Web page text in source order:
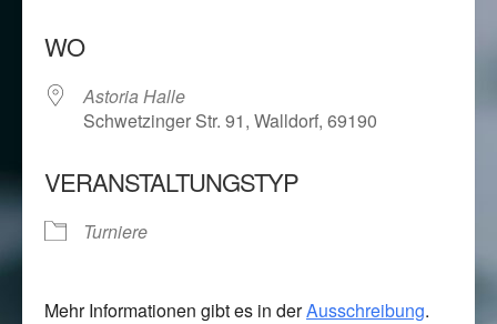
WO
Astoria Halle
Schwetzinger Str. 91, Walldorf, 69190
VERANSTALTUNGSTYP
Turniere
Mehr Informationen gibt es in derAusschreibung.